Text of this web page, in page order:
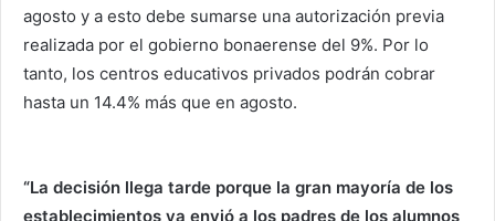
agosto y a esto debe sumarse una autorización previa
realizada por el gobierno bonaerense del 9%. Por lo
tanto, los centros educativos privados podrán cobrar
hasta un 14.4% más que en agosto.
“La decisión llega tarde porque la gran mayoría de los
establecimientos ya envió a los padres de los alumnos